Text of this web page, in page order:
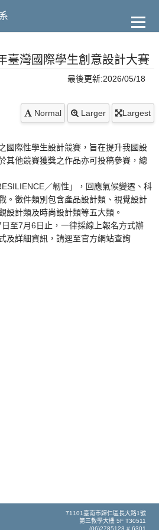
臺灣國際學生創意設計大賽
最後更新:2026/05/18
Normal Larger Largest
國際性學生設計競賽，旨在提升我國設
其他競賽獲獎之作品亦可投稿參賽，總
／韌性」，回應氣候變遷、科
。徵件類別包含產品設計類、視覺設計
設計類及時尚設計類等五大類。
至7月6日止，一律採線上報名方式辦
及詳細資訊，請逕至官方網站查詢
71101臺南市歸仁區長大路1號
第三教學大樓 5F T30511